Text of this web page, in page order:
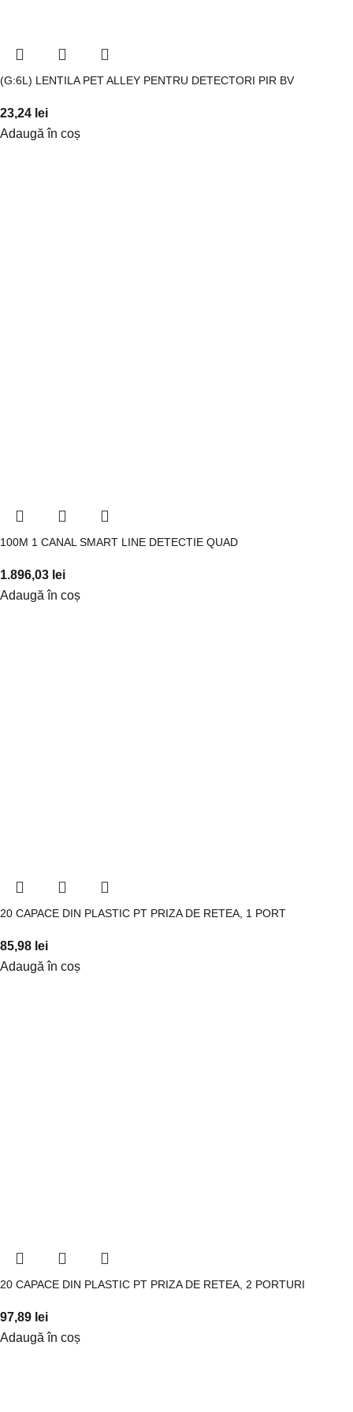
(G:6L) LENTILA PET ALLEY PENTRU DETECTORI PIR BV
23,24 lei
Adaugă în coș
100M 1 CANAL SMART LINE DETECTIE QUAD
1.896,03 lei
Adaugă în coș
20 CAPACE DIN PLASTIC PT PRIZA DE RETEA, 1 PORT
85,98 lei
Adaugă în coș
20 CAPACE DIN PLASTIC PT PRIZA DE RETEA, 2 PORTURI
97,89 lei
Adaugă în coș